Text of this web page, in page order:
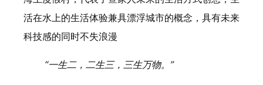
活在水上的生活体验兼具漂浮城市的概念，具有未来
科技感的同时不失浪漫
“一生二，二生三，三生万物。”